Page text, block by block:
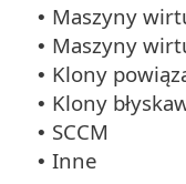
• Maszyny
• Maszyny
• Klony
• Klony
• SCCM
• Inne